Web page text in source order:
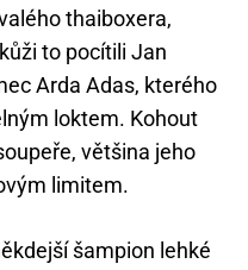
thaiboxera,
to pocítili Jan
Arda Adas, kterého
loktem. Kohout
většina jeho
limitem.
šampion lehké